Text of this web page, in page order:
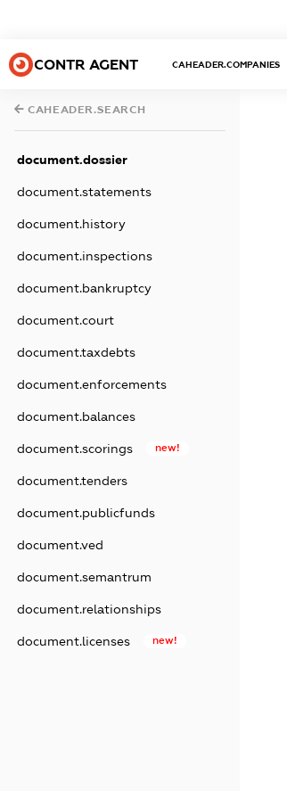
CONTR AGENT CAHEADER.COMPANIES
CAHEADER.SEARCH
document.dossier
document.statements
document.history
document.inspections
document.bankruptcy
document.court
document.taxdebts
document.enforcements
document.balances
document.scorings new!
document.tenders
document.publicfunds
document.ved
document.semantrum
document.relationships
document.licenses new!